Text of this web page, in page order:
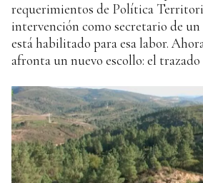
requerimientos de Política
intervención como secretario de
está habilitado para esa labor.
afronta un nuevo escollo: el